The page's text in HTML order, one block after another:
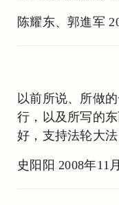
陈耀东、郭進军
以前所说、所做
行，以及所写的
好，支持法轮大
史阳阳 2008年11